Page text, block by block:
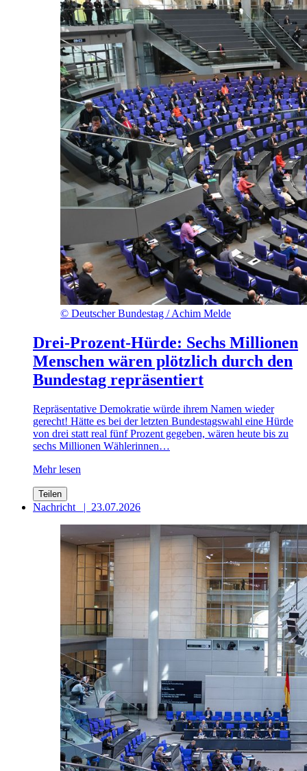
© Deutscher Bundestag / Achim Melde
Drei-Prozent-Hürde: Sechs Millionen
Menschen wären plötzlich durch den
Bundestag repräsentiert
Repräsentative Demokratie würde ihrem Namen wieder
gerecht! Hätte es bei der letzten Bundestagswahl eine Hürde
von drei statt real fünf Prozent gegeben, wären heute bis zu
sechs Millionen Wählerinnen…
Mehr lesen
Teilen
Nachricht | 23.07.2026